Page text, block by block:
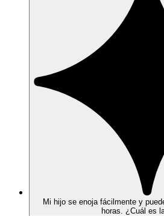
Mi hijo se enoja fácilmente y
horas. ¿Cuál es